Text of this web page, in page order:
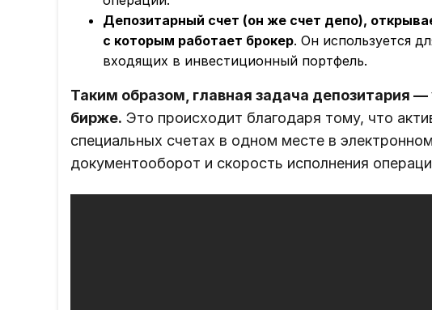
Депозитарный счет (он же счет депо),
с которым работает брокер. Он используется
входящих в инвестиционный портфель.
Таким образом, главная задача депозитария
бирже. Это происходит благодаря тому, что
специальных счетах в одном месте в
документооборот и скорость исполнения